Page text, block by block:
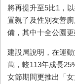
將再提升至5比1，
置親子及性別友善
備，其中十全公園
建設局說明，在運
萬，較113年成長
女節期間更推出「